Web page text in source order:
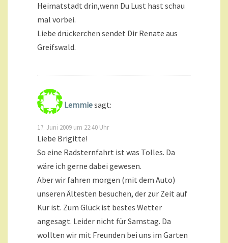
Heimatstadt drin,wenn Du Lust hast schau
mal vorbei.
Liebe drückerchen sendet Dir Renate aus
Greifswald.
Lemmiesagt:
17. Juni 2009 um 22:40 Uhr
Liebe Brigitte!
So eine Radsternfahrt ist was Tolles. Da
wäre ich gerne dabei gewesen.
Aber wir fahren morgen (mit dem Auto)
unseren Ältesten besuchen, der zur Zeit auf
Kur ist. Zum Glück ist bestes Wetter
angesagt. Leider nicht für Samstag. Da
wollten wir mit Freunden bei uns im Garten